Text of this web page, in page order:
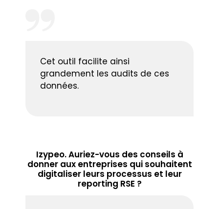
Cet outil facilite ainsi
grandement les audits de ces
données.
Izypeo. Auriez-vous des conseils à
donner aux entreprises qui souhaitent
digitaliser leurs processus et leur
reporting RSE ?